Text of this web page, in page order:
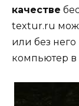
качестве
textur.ru
или без
компьютер